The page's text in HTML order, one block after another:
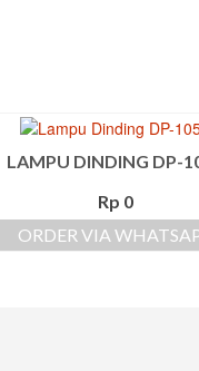
LAMPU DINDING DP-
Rp 0
ORDER VIA